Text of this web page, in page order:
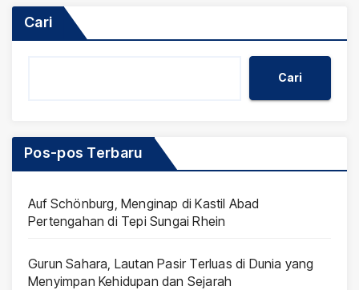
Cari
Cari
Pos-pos Terbaru
Auf Schönburg, Menginap di Kastil Abad
Pertengahan di Tepi Sungai Rhein
Gurun Sahara, Lautan Pasir Terluas di Dunia yang
Menyimpan Kehidupan dan Sejarah